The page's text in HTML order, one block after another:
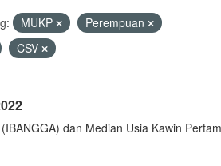
MUKP
Perempuan
CSV
dan Median Usia Kawin